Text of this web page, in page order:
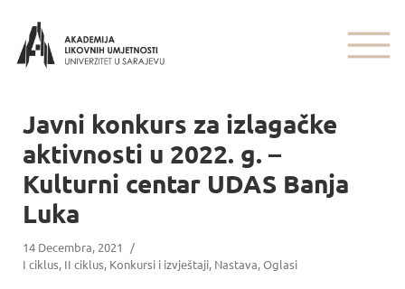
Javni konkurs za izlagačke
aktivnosti u 2022. g. –
Kulturni centar UDAS Banja
Luka
14 Decembra, 2021
/
I ciklus, II ciklus, Konkursi i izvještaji, Nastava,Oglasi